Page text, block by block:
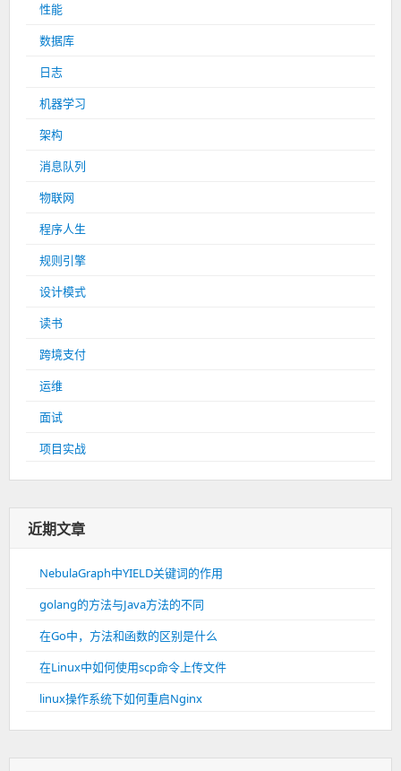
性能
数据库
日志
机器学习
架构
消息队列
物联网
程序人生
规则引擎
设计模式
读书
跨境支付
运维
面试
项目实战
近期文章
NebulaGraph中YIELD关键词的作用
golang的方法与Java方法的不同
在Go中，方法和函数的区别是什么
在Linux中如何使用scp命令上传文件
linux操作系统下如何重启Nginx